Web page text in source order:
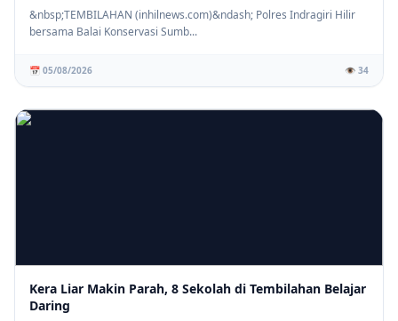
SD 006 Muhammadiyah Tembilahan Gelar Sosialisasi Stop
Bullying, Wujudkan Lingkungan Sekolah Aman dan Berkarakter
&nbsp;TEMBILAHAN (inhilnews.com)&ndash; Polres Indragiri Hilir
bersama Balai Konservasi Sumb...
📅 05/08/2026 👁️ 34
Kera Liar Makin Parah, 8 Sekolah di Tembilahan Belajar
Daring